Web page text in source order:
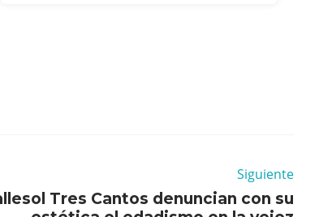
Siguiente
Tres Cantos denuncian con su